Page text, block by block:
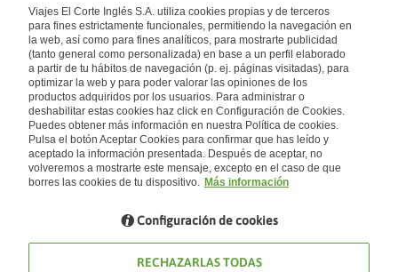
Quiénes somos
Financiación
Sostenibilidad
Turismo accesible
Tarjeta El Corte Inglés
Trabaja con nosotros
El Corte Inglés
Canal Ético
Enlaces de interés
Guías de viaje
Catálogos
Auto check-in
Condiciones Generales
Política de privacidad
Política de cookies
Accesibilidad
Empresas/ Grupos
Internacional
España
Visita nuestro blog
Blog de Viajes el Corte inglés
Viajes El Corte Inglés S.A. utiliza cookies propias y de terceros
para fines estrictamente funcionales, permitiendo la navegación en
la web, así como para fines analíticos, para mostrarte publicidad
(tanto general como personalizada) en base a un perfil elaborado
a partir de tu hábitos de navegación (p. ej. páginas visitadas), para
optimizar la web y para poder valorar las opiniones de los
productos adquiridos por los usuarios. Para administrar o
deshabilitar estas cookies haz click en Configuración de Cookies.
Puedes obtener más información en nuestra Política de cookies.
Pulsa el botón Aceptar Cookies para confirmar que has leído y
aceptado la información presentada. Después de aceptar, no
volveremos a mostrarte este mensaje, excepto en el caso de que
borres las cookies de tu dispositivo. Más información
Configuración de cookies
RECHAZARLAS TODAS